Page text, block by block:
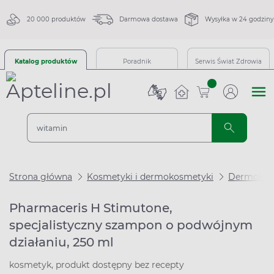
20 000 produktów Darmowa dostawa Wysyłka w 24 godziny
Katalog produktów Poradnik Serwis Świat Zdrowia
sztuk
Strona główna Kosmetyki i dermokosmetyki
Pharmaceris H Stimutone,
specjalistyczny szampon o podwójnym
działaniu, 250 ml
kosmetyk, produkt dostępny bez recepty